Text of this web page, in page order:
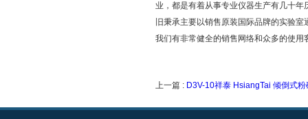
业，都是有着从事专业仪器生产有几十
旧秉承主要以销售原装国际品牌的实验
我们有非常健全的销售网络和众多的使
上一篇 : D3V-10祥泰 HsiangTai 倾倒式粉